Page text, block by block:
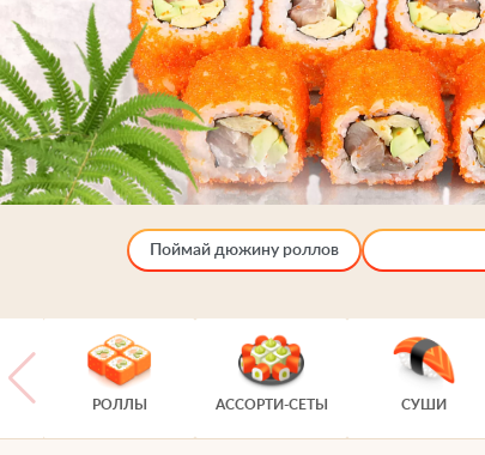
Поймай дюжину роллов
РОЛЛЫ АССОРТИ-СЕТЫ СУШИ